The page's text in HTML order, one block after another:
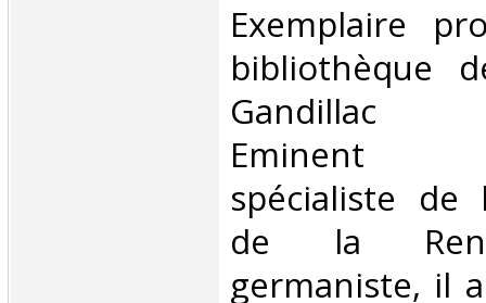
‎Exemplaire
bibliothèque
Gandillac
Eminent
spécialiste de
de la
germaniste, il